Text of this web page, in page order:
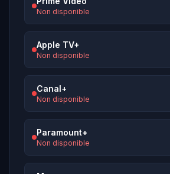
Non disponible
Apple TV+
Non disponible
Canal+
Non disponible
Paramount+
Non disponible